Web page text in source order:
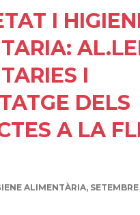
I
I
DELS
A LA
ALIMENTÀRIA,